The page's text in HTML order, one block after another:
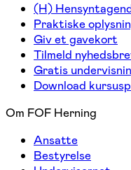
(H)
Praktiske
Giv et gavekort
Tilmeld
Gratis
Download
Om FOF Herning
Ansatte
Bestyrelse